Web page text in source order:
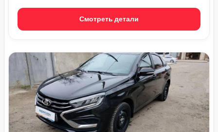
Смотреть детали